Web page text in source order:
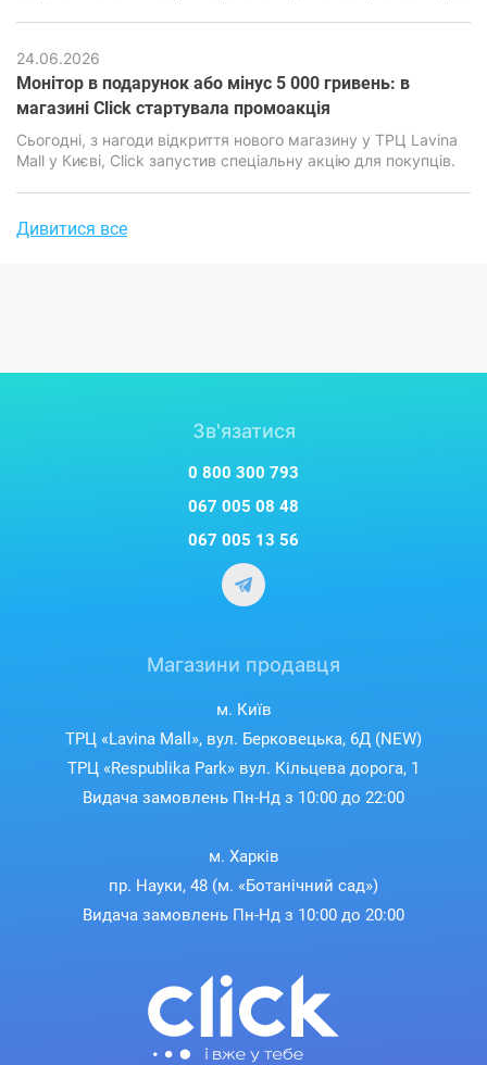
сервісами та локальними накопичувачами стоїть особливо
гостро.
24.06.2026
Монітор в подарунок або мінус 5 000 гривень: в
магазині Click стартувала промоакція
​​​​​​​Сьогодні, з нагоди відкриття нового магазину у ТРЦ Lavina
Mall у Києві, Click запустив спеціальну акцію для покупців.
Дивитися все
Зв'язатися
0 800 300 793
067 005 08 48
067 005 13 56
Магазини продавця
м. Київ
ТРЦ «Lavina Mall», вул. Берковецька, 6Д (NEW)
ТРЦ «Respublika Park» вул. Кільцева дорога, 1
Видача замовлень Пн-Нд з 10:00 до 22:00
м. Харків
пр. Науки, 48 (м. «Ботанічний сад»)
Видача замовлень Пн-Нд з 10:00 до 20:00